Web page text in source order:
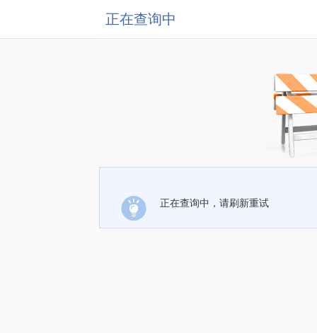
正在查询中
正在查询中，请刷新重试